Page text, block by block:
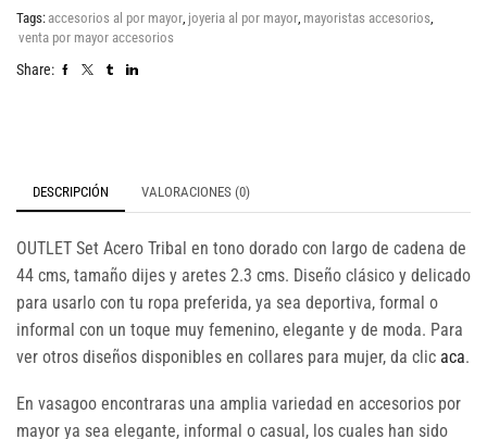
Tags: accesorios al por mayor joyeria al por mayor mayoristas accesorios
venta por mayor accesorios
Share:
DESCRIPCIÓN VALORACIONES (0)
OUTLET Set Acero Tribal en tono dorado con largo de cadena de
44 cms, tamaño dijes y aretes 2.3 cms. Diseño clásico y delicado
para usarlo con tu ropa preferida, ya sea deportiva, formal o
informal con un toque muy femenino, elegante y de moda. Para
ver otros diseños disponibles en collares para mujer, da clic aca.
En vasagoo encontraras una amplia variedad en accesorios por
mayor ya sea elegante, informal o casual, los cuales han sido